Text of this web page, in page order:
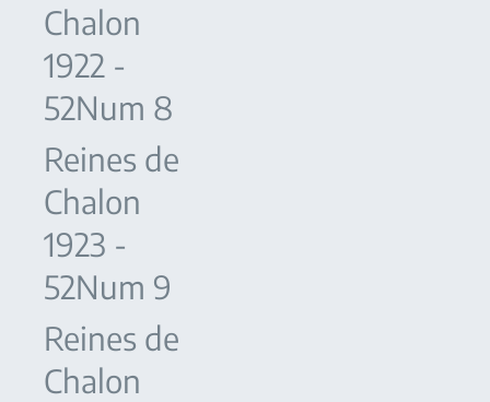
Chalon
1922 -
52Num 8
Reines de
Chalon
1923 -
52Num 9
Reines de
Chalon